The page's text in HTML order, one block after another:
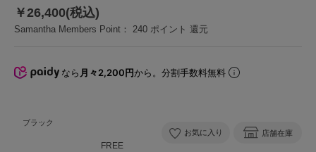
￥26,400(税込)
Samantha Members Point： 240 ポイント 還元
なら 月々2,200円から。分割手数料無料
ブラック
FREE
お気に入り 店舗在庫